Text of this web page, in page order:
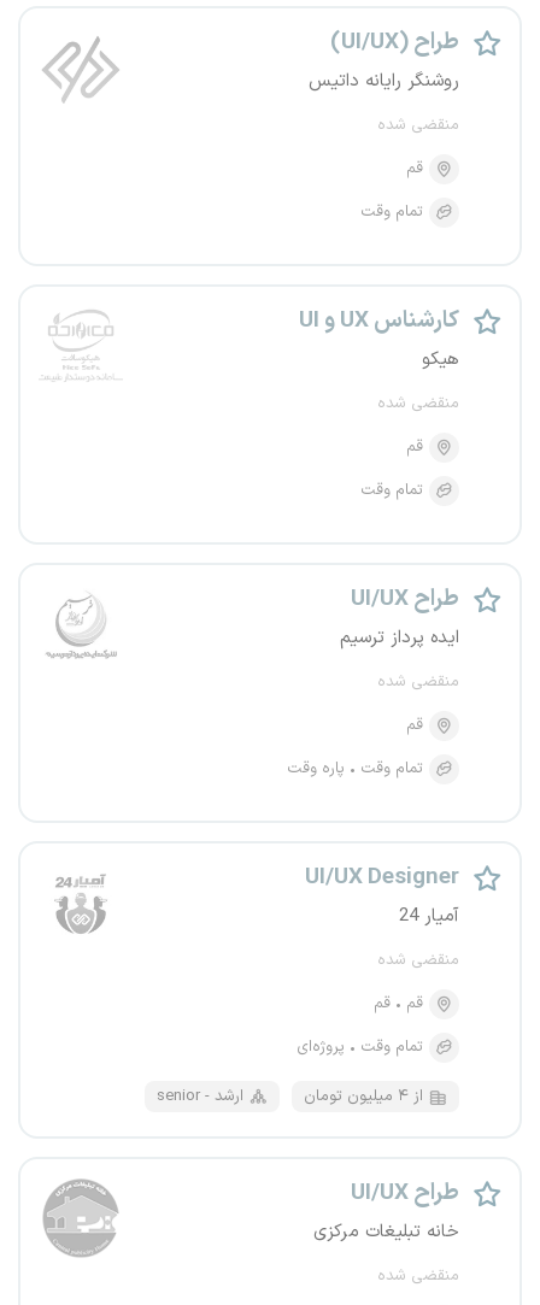
طراح (UI/UX)
روشنگر رایانه داتیس
منقضی شده
قم
تمام وقت
کارشناس UX و UI
هیکو
منقضی شده
قم
تمام وقت
طراح UI/UX
ایده پرداز ترسیم
منقضی شده
قم
تمام وقت
پاره وقت
UI/UX Designer
آمیار 24
منقضی شده
قم
قم
تمام وقت
پروژه‌ای
از ۴ میلیون تومان senior - ارشد
طراح UI/UX
خانه تبلیغات مرکزی
منقضی شده